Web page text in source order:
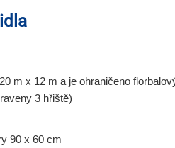
m x 12 m a je ohraničeno
3 hřiště)
90 x 60 cm